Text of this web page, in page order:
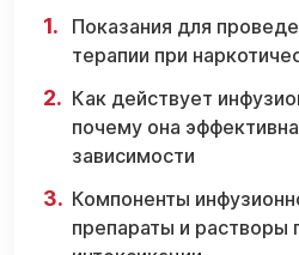
Показания для
терапии при
Как действует
почему она
зависимости
Компоненты
препараты и растворы